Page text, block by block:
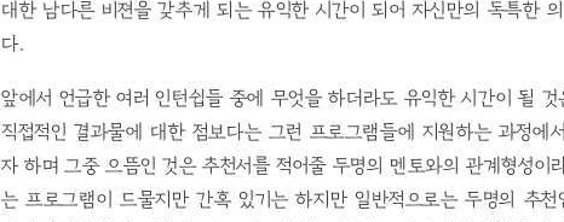
대한 남다른 비젼을 갖추게 되는 유익한 시간이 되어 자신만의 독특한
다.
앞에서 언급한 여러 인턴쉽들 중에 무엇을 하더라도 유익한 시간이 될
직접적인 결과물에 대한 점보다는 그런 프로그램들에 지원하는 과정에
자 하며 그중 으뜸인 것은 추천서를 적어줄 두명의 멘토와의 관계형성이
는 프로그램이 드물지만 간혹 있기는 하지만 일반적으로는 두명의 추